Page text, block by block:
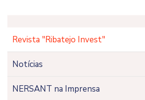
Revista "Ribatejo Invest"
Notícias
NERSANT na Imprensa